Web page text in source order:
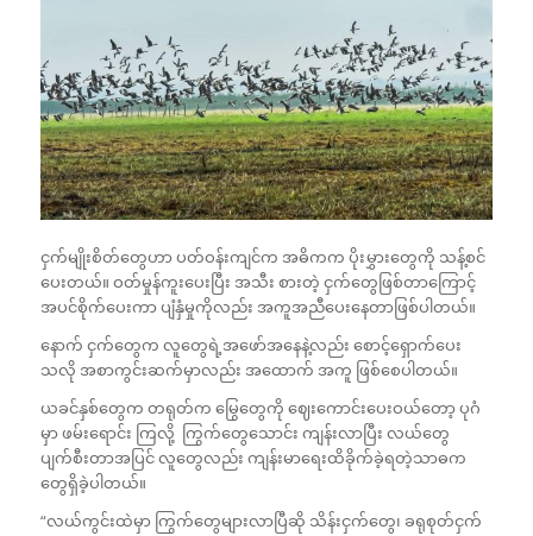
ငှက်မျိုးစိတ်တွေဟာ ပတ်ဝန်းကျင်က အဓိကက ပိုးမွှားတွေကို သန့်စင်
ပေးတယ်။ ဝတ်မှုန်ကူးပေးပြီး အသီး စားတဲ့ ငှက်တွေဖြစ်တာကြောင့်
အပင်စိုက်ပေးကာ ပျံနှံမှုကိုလည်း အကူအညီပေးနေတာဖြစ်ပါတယ်။
နောက် ငှက်တွေက လူတွေရဲ့အဖော်အနေနဲ့လည်း စောင့်ရှောက်ပေး
သလို အစာကွင်းဆက်မှာလည်း အထောက် အကူ ဖြစ်စေပါတယ်။
ယခင်နှစ်တွေက တရုတ်က မြွေတွေကို ဈေးကောင်းပေးဝယ်တော့ ပုဂံ
မှာ ဖမ်းရောင်း ကြလို့ ကြွက်တွေသောင်း ကျန်းလာပြီး လယ်တွေ
ပျက်စီးတာအပြင် လူတွေလည်း ကျန်းမာရေးထိခိုက်ခဲ့ရတဲ့သာဓက
တွေရှိခဲ့ပါတယ်။
“လယ်ကွင်းထဲမှာ ကြွက်တွေများလာပြီဆို သိန်းငှက်တွေ၊ ခရုစုတ်ငှက်